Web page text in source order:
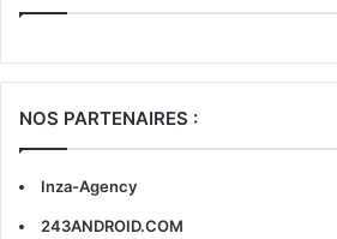
NOS PARTENAIRES :
Inza-Agency
243ANDROID.COM